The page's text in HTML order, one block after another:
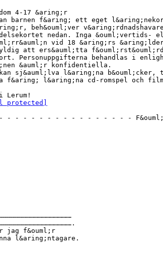
4-17 &aring;r
barnen f&aring; ett eget
beh&ouml;ver
nedan. Inga &ouml;vertids-
vid 18 &aring;rs
att ers&auml;tta
Personuppgifterna behandlas i
&auml;r konfidentiella.
sj&auml;lva l&aring;na b&ouml;cker,
f&aring; l&aring;na cd-romspel och
Lerum!
protected]
- - - - - - - - - - - - -
jag f&ouml;r
l&aring;ntagare.